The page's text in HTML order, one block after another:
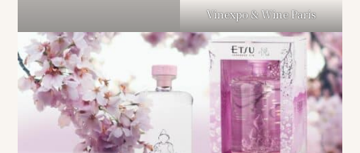
Vinexpo & Wine Paris